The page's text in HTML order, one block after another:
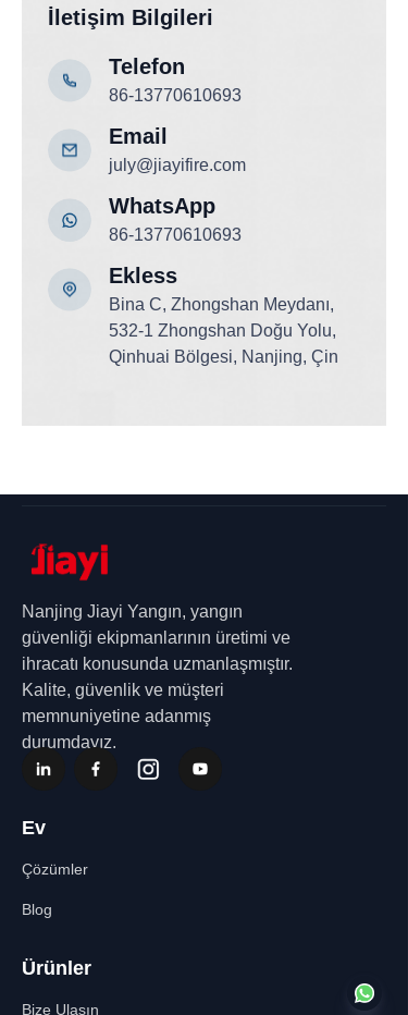
İletişim Bilgileri
86-13770610693
WhatsApp
Telefon
86-13770610693
july@jiayifire.com
Email
Ekless
Bina C, Zhongshan Meydanı,
532-1 Zhongshan Doğu Yolu,
Qinhuai Bölgesi, Nanjing, Çin
Ev
Ürünler
Çözümler
Bize Ulaşın
Blog
Nanjing Jiayi Yangın, yangın
güvenliği ekipmanlarının üretimi ve
ihracatı konusunda uzmanlaşmıştır.
Kalite, güvenlik ve müşteri
memnuniyetine adanmış
durumdayız.